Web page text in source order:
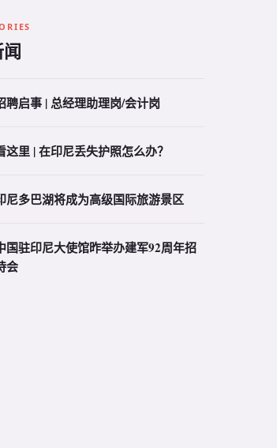
聘启事 | 总经理助理岗/会计岗
这里 | 在印尼丢失护照怎么办？
尼多巴湖将成为高级国际旅游景区
国驻印尼大使馆昨举办建军92周年招
会